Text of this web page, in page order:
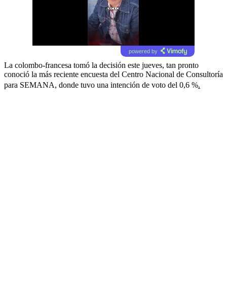
powered by
La colombo-francesa tomó la decisión este jueves, tan pronto
conoció la más reciente encuesta del Centro Nacional de Consultoría
para SEMANA, donde tuvo una intención de voto del 0,6 %.